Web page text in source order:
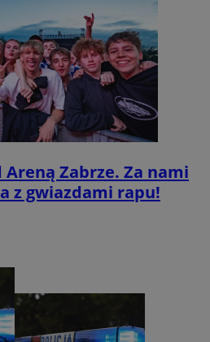
Areną Zabrze. Za nami
z gwiazdami rapu!